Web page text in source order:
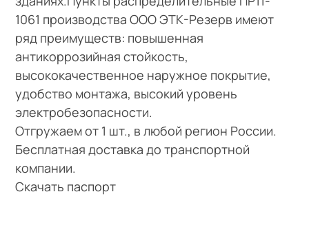
1061 производства ООО ЭТК-Резерв имеют
ряд преимуществ: повышенная
антикоррозийная стойкость,
высококачественное наружное покрытие,
удобство монтажа, высокий уровень
электробезопасности.
Отгружаем от 1 шт., в любой регион России.
Бесплатная доставка до транспортной
компании.
Скачать паспорт